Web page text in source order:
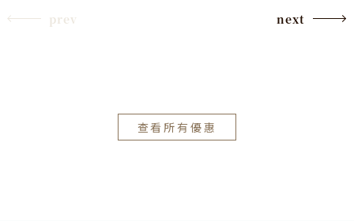
prev next
查看所有優惠